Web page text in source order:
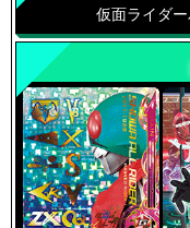
仮面ライダ